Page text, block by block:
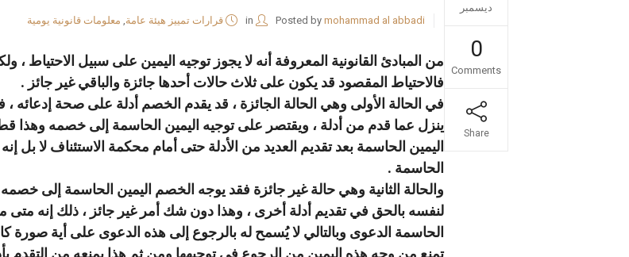
ديسمبر
0
Comments
Share
Posted by mohammad al abbadi
in قرارات تمييز هيئة عامة, معلومات قانونية يومية
من المبادئ القانونية المعروفة أنه لا يجوز توجيه اليمين على سبيل
فالاحتياط المقصود قد يكون على ثلاث حالات أحدها جائزة والباقي غير جائز .
في الحالة الأولى وهي الحالة الجائزة ، قد يقدم الخصم أدلة على صحة إدعائه
ينزل عما قدم من أدلة ، ويقتصر على توجيه اليمين الحاسمة إلى خصمه وهذا
اليمين الحاسمة بعد تقديم العديد من الأدلة حتى أمام محكمة الاستئناف لا بل
الحاسمة .
والحالة الثانية وهي حالة غير جائزة فقد يوجه الخصم اليمين الحاسمة إلى
لنفسه بالحق في تقديم أدلة أخرى ، وهذا دون شك أمر غير جائز ، ذلك إنه
الحاسمة الدعوى وبالتالي لا يُسمح له بالرجوع إلى هذه الدعوى على أية
تمنع من وجه هذه اليمين من الرجوع في توجيهها ومن ثم هذا يمنعه من التقدم